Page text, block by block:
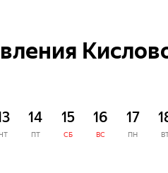
14
ПТ
15
СБ
16
ВС
17
ПН